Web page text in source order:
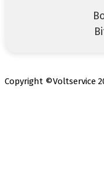
Copyright ©Voltservice